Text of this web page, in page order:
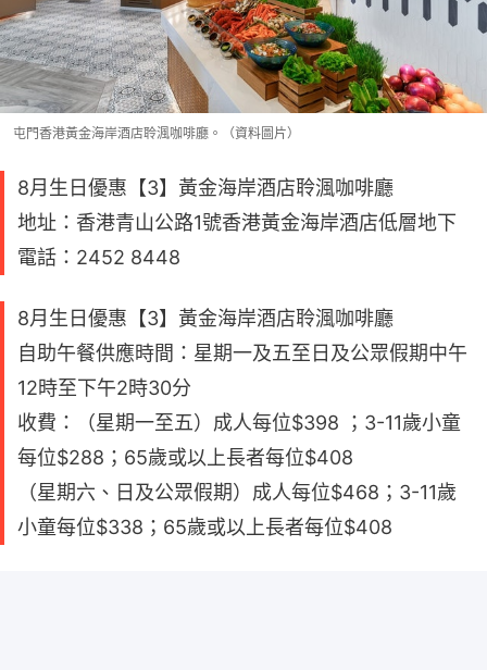
屯門香港黃金海岸酒店聆渢咖啡廳。（資料圖片）
8月生日優惠【3】黃金海岸酒店聆渢咖啡廳
地址：香港青山公路1號香港黃金海岸酒店低層地下
電話：2452 8448
8月生日優惠【3】黃金海岸酒店聆渢咖啡廳
自助午餐供應時間：星期一及五至日及公眾假期中午
12時至下午2時30分
收費：（星期一至五）成人每位$398 ；3-11歲小童
每位$288；65歲或以上長者每位$408
（星期六、日及公眾假期）成人每位$468；3-11歲
小童每位$338；65歲或以上長者每位$408